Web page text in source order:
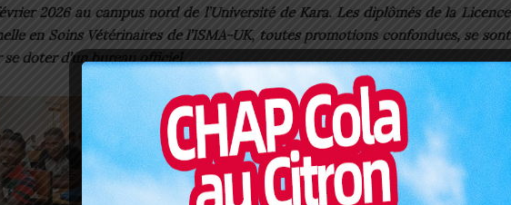
2026 au campus nord de l’Université de Kara. Les diplômés de la Licence
en Soins Vétérinaires de l’ISMA-UK, toutes promotions confondues, se sont
doter d’un bureau officiel.
Lire aussi:Université de Kara: la FSS
célèbre dix ans au service de la santé
Selon l’association cette initiative répond à
un besoin concret. Il s’agit d’éviter la